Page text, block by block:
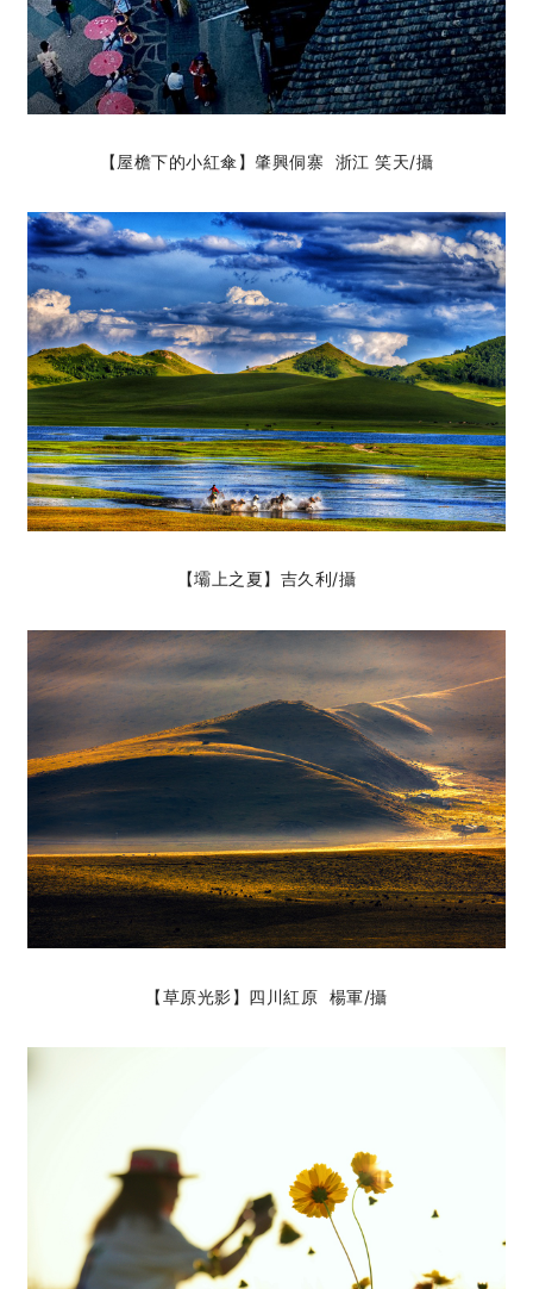
【屋檐下的小紅傘】肇興侗寨 浙江 笑天/攝
【壩上之夏】吉久利/攝
【草原光影】四川紅原 楊軍/攝